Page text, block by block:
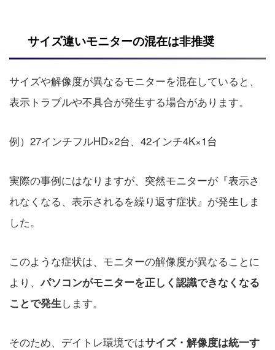
サイズ違いモニターの混在は非推奨
サイズや解像度が異なるモニターを混在していると、
表示トラブルや不具合が発生する場合があります。
例）27インチフルHD×2台、42インチ4K×1台
実際の事例にはなりますが、突然モニターが『表示さ
れなくなる、表示されるを繰り返す症状』が発生しま
した。
このような症状は、モニターの解像度が異なることに
より、パソコンがモニターを正しく認識できなくなる
ことで発生します。
そのため、デイトレ環境ではサイズ・解像度は統一す